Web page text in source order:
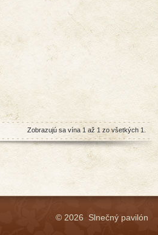
Zobrazujú sa vína 1 až 1 zo všetkých 1.
© 2026 Slnečný pavilón